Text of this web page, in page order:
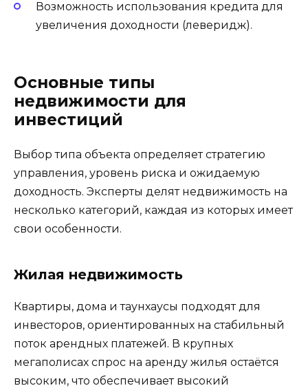
Возможность использования кредита для
увеличения доходности (леверидж).
Основные типы
недвижимости для
инвестиций
Выбор типа объекта определяет стратегию
управления, уровень риска и ожидаемую
доходность. Эксперты делят недвижимость на
несколько категорий, каждая из которых имеет
свои особенности.
Жилая недвижимость
Квартиры, дома и таунхаусы подходят для
инвесторов, ориентированных на стабильный
поток арендных платежей. В крупных
мегаполисах спрос на аренду жилья остаётся
высоким, что обеспечивает высокий